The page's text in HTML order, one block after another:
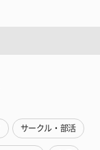
サークル・部活